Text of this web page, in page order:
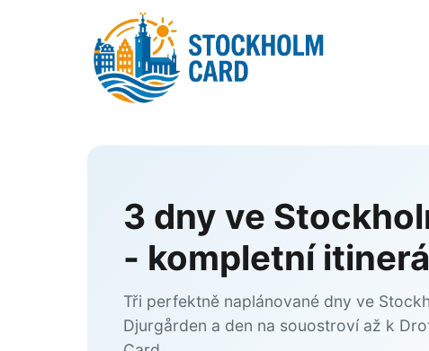
3 dny ve
- kompletní
Tři perfektně naplánované dny ve
Djurgården a den na souostroví až k